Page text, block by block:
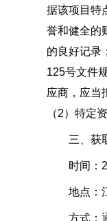
据该项目特
誉和健全的
的良好记录
125号文件
应商，应当
（2）特定
三、获取
时间：
地点：江
方式：通